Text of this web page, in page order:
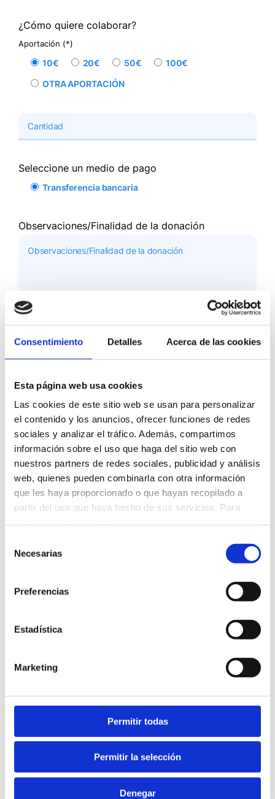
Consentimiento Detalles Acerca de las cookies
Esta página web usa cookies
Las cookies de este sitio web se usan para personalizar
el contenido y los anuncios, ofrecer funciones de redes
sociales y analizar el tráfico. Además, compartimos
información sobre el uso que haga del sitio web con
nuestros partners de redes sociales, publicidad y análisis
web, quienes pueden combinarla con otra información
que les haya proporcionado o que hayan recopilado a
partir del uso que haya hecho de sus servicios. Para
Necesarias
Preferencias
Estadística
Marketing
Permitir todas
Permitir la selección
Denegar
¿Cómo quiere colaborar?
Aportación (*)
10€ 20€ 50€
100€
OTRA APORTACIÓN
Seleccione un medio de pago
Transferencia bancaria
Observaciones/Finalidad de la donación
Datos personales